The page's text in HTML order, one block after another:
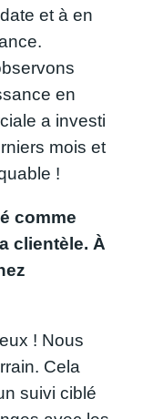
et à en
en
a investi
mois et
!
comme
clientèle. À
! Nous
Cela
suivi ciblé